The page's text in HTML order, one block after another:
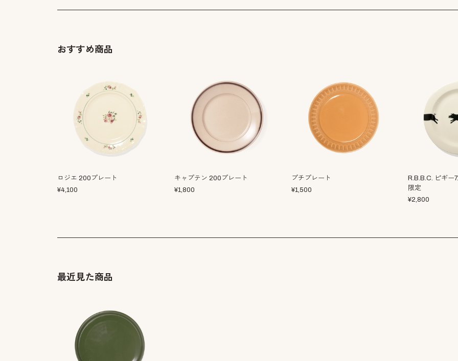
おすすめ商品
ロジエ 200プレート
¥4,100
キャプテン 200プレート
¥1,800
プチプレート
¥1,500
R.B.B.C. ピギー
限定
¥2,800
最近見た商品